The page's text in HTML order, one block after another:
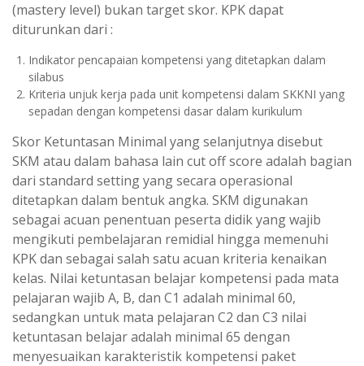
(mastery level) bukan target skor. KPK dapat
diturunkan dari :
Indikator pencapaian kompetensi yang ditetapkan dalam
silabus
Kriteria unjuk kerja pada unit kompetensi dalam SKKNI yang
sepadan dengan kompetensi dasar dalam kurikulum
Skor Ketuntasan Minimal yang selanjutnya disebut
SKM atau dalam bahasa lain cut off score adalah bagian
dari standard setting yang secara operasional
ditetapkan dalam bentuk angka. SKM digunakan
sebagai acuan penentuan peserta didik yang wajib
mengikuti pembelajaran remidial hingga memenuhi
KPK dan sebagai salah satu acuan kriteria kenaikan
kelas. Nilai ketuntasan belajar kompetensi pada mata
pelajaran wajib A, B, dan C1 adalah minimal 60,
sedangkan untuk mata pelajaran C2 dan C3 nilai
ketuntasan belajar adalah minimal 65 dengan
menyesuaikan karakteristik kompetensi paket